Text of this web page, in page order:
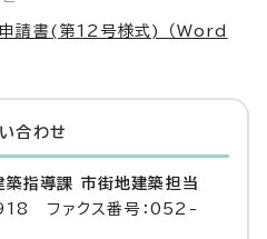
請書(第12号様式) （Word
合わせ
指導課 市街地建築担当
ファクス番号：052-